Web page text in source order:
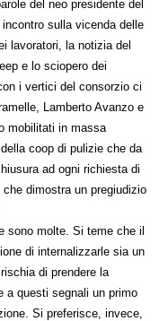
del neo presidente del
sulla vicenda delle
lavoratori, la notizia del
e lo sciopero dei
i vertici del consorzio ci
Lamberto Avanzo e
mobilitati in massa
coop di pulizie che da
ad ogni richiesta di
dimostra un pregiudizio
sono molte. Si teme che il
di internalizzarle sia un
di prendere la
a questi segnali un primo
Si preferisce, invece,